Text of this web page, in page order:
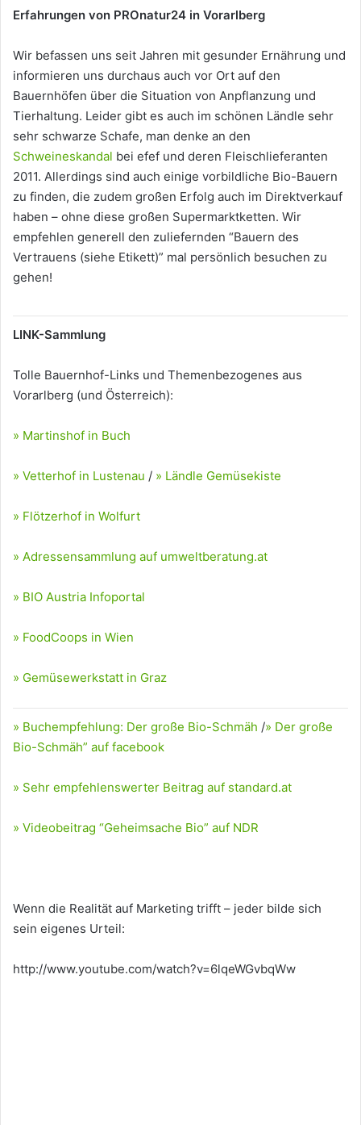
Erfahrungen von PROnatur24 in Vorarlberg
Wir befassen uns seit Jahren mit gesunder Ernährung und
informieren uns durchaus auch vor Ort auf den
Bauernhöfen über die Situation von Anpflanzung und
Tierhaltung. Leider gibt es auch im schönen Ländle sehr
sehr schwarze Schafe, man denke an den
Schweineskandal bei efef und deren Fleischlieferanten
2011. Allerdings sind auch einige vorbildliche Bio-Bauern
zu finden, die zudem großen Erfolg auch im Direktverkauf
haben – ohne diese großen Supermarktketten. Wir
empfehlen generell den zuliefernden “Bauern des
Vertrauens (siehe Etikett)” mal persönlich besuchen zu
gehen!
LINK-Sammlung
Tolle Bauernhof-Links und Themenbezogenes aus
Vorarlberg (und Österreich):
» Martinshof in Buch
» Vetterhof in Lustenau / » Ländle Gemüsekiste
» Flötzerhof in Wolfurt
» Adressensammlung auf umweltberatung.at
» BIO Austria Infoportal
» FoodCoops in Wien
» Gemüsewerkstatt in Graz
» Buchempfehlung: Der große Bio-Schmäh /» Der große
Bio-Schmäh” auf facebook
» Sehr empfehlenswerter Beitrag auf standard.at
» Videobeitrag “Geheimsache Bio” auf NDR
Wenn die Realität auf Marketing trifft – jeder bilde sich
sein eigenes Urteil:
http://www.youtube.com/watch?v=6lqeWGvbqWw